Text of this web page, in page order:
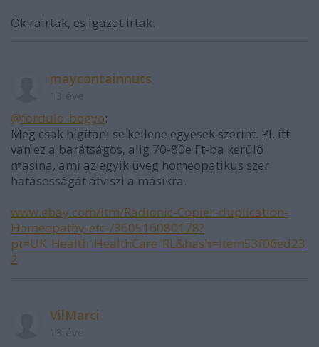
Ok rairtak, es igazat irtak.
maycontainnuts
@fordulo_bogyo:
Még csak hígítani se kellene egyesek szerint. Pl. itt
van ez a barátságos, alig 70-80e Ft-ba kerülő
masina, ami az egyik üveg homeopatikus szer
hatásosságát átviszi a másikra.
www.ebay.com/itm/Radionic-Copier-duplication-
Homeopathy-etc-/360516080178?
pt=UK_Health_HealthCare_RL&hash=item53f06ed23
2
VilMarci